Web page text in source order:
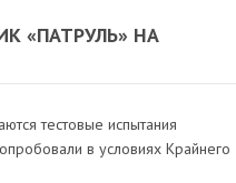
«ПАТРУЛЬ» НА
тестовые испытания
в условиях Крайнего